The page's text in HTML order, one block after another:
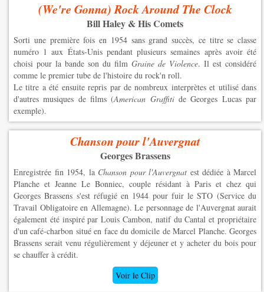
(We're Gonna) Rock Around The Clock
Bill Haley & His Comets
Sorti une première fois en 1954 sans grand succès, ce titre se classe
numéro 1 aux États-Unis pendant plusieurs semaines après avoir été
choisi pour la bande son du film Graine de Violence. Il est considéré
comme le premier tube de l'histoire du rock'n roll.
Le titre a été ensuite repris par de nombreux interprètes et utilisé dans
d'autres musiques de films (American Graffitide Georges Lucas par
exemple).
Chanson pour l'Auvergnat
Georges Brassens
Enregistrée fin 1954, la Chanson pour l'Auvergnat est dédiée à Marcel
Planche et Jeanne Le Bonniec, couple résidant à Paris et chez qui
Georges Brassens s'est réfugié en 1944 pour fuir le STO (Service du
Travail Obligatoire en Allemagne). Le personnage de l'Auvergnat aurait
également été inspiré par Louis Cambon, natif du Cantal et propriétaire
d'un café-charbon situé en face du domicile de Marcel Planche. Georges
Brassens serait venu régulièrement y déjeuner et y acheter du bois pour
se chauffer à crédit.
Voir le Clip